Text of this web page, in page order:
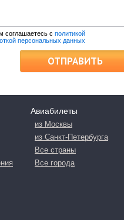
соглашаетесь с политикой
персональных данных
ОТПРАВИТЬ
Авиабилеты
из Москвы
из Санкт-Петербурга
Все страны
Все города